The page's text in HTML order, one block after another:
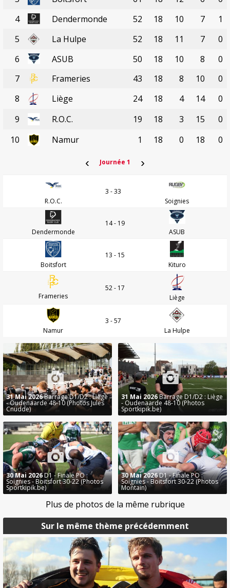
Sur le même thème précédemment
4
Dendermonde 52 18 10 7
1
5
La Hulpe 52 18 11 7
0
6
ASUB 50 18 10 8
0
7
Frameries 43 18 8 10
0
8
Liège 24 18 4 14
0
9
R.O.C. 19 18 3 15
0
10
Namur 1 18 0 18 0
‹ Journée 1 ›
R.O.C.
3 - 33
Soignies
Dendermonde
14 - 19
ASUB
Boitsfort
13 - 15
Kituro
Frameries
52 - 17
Liège
Namur
3 - 57
La Hulpe
31 Mai 2026Barrage D1/D2 : Liège
- Oudenaarde 48-10 (Photos Jules
Cnudde)
31 Mai 2026Barrage D1/D2 : Liège
- Oudenaarde 48-10 (Photos
Sportkipik.be)
30 Mai 2026D1 - Finale PO :
Soignies - Boitsfort 30-22 (Photos
Sportkipik.be)
30 Mai 2026D1 - Finale PO :
Soignies - Boitsfort 30-22 (Photos
Montain)
Plus de photos de la même rubrique